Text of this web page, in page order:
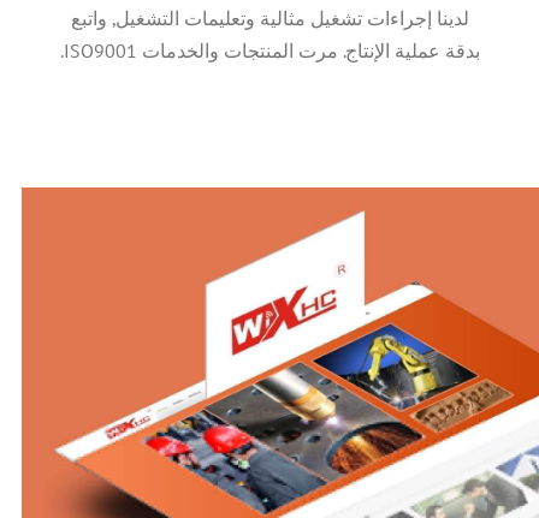
لدينا إجراءات تشغيل مثالية وتعليمات التشغيل, واتبع
بدقة عملية الإنتاج. مرت المنتجات والخدمات ISO9001.